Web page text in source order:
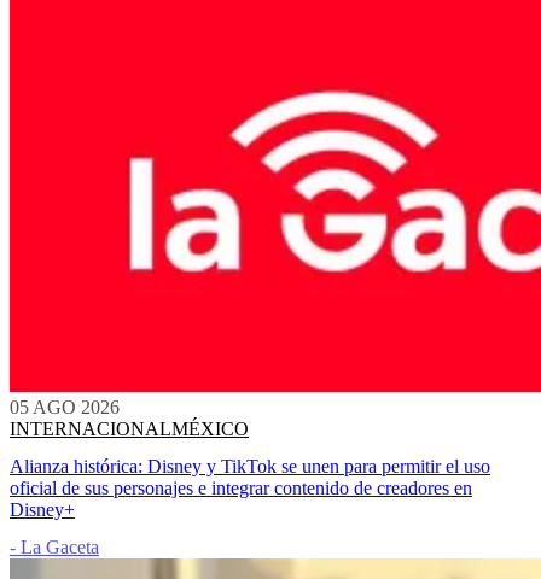
05 AGO 2026
INTERNACIONALMÉXICO
Alianza histórica: Disney y TikTok se unen para permitir el uso
oficial de sus personajes e integrar contenido de creadores en
Disney+
- La Gaceta